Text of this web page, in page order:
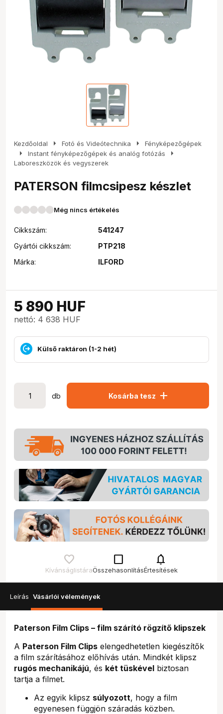
Kezdőoldal arrow_right Fotó és Videótechnika arrow_right Fényképezőgépek
arrow_right Instant fényképezőgépek és analóg fotózás arrow_right
Laboreszközök és vegyszerek
PATERSON filmcsipesz készlet
Még nincs értékelés
Cikkszám:
541247
Gyártói cikkszám:
PTP218
Márka:
ILFORD
5 890 HUF
nettó: 4 638 HUF
Külső raktáron (1-2 hét)
db Kosárba tesz add
Kívánságlistára
check_box_outline_blank
Összehasonlítás
notifications
Értesítések
Leírás Vásárlói vélemények
Paterson Film Clips – film szárító rögzítő klipszek
A Paterson Film Clips elengedhetetlen kiegészítők
a film szárításához előhívás után. Mindkét klipsz
rugós mechanikájú, és két tüskével biztosan
tartja a filmet.
Az egyik klipsz súlyozott, hogy a film
egyenesen függjön száradás közben.